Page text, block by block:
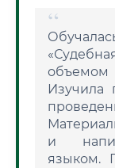
объемом
Изучила
и
языком.